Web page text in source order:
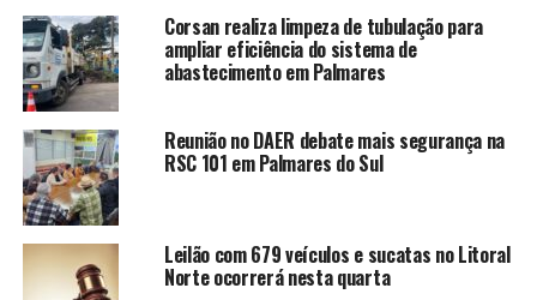
Corsan realiza limpeza de tubulação para
ampliar eficiência do sistema de
abastecimento em Palmares
Reunião no DAER debate mais segurança na
RSC 101 em Palmares do Sul
Leilão com 679 veículos e sucatas no Litoral
Norte ocorrerá nesta quarta